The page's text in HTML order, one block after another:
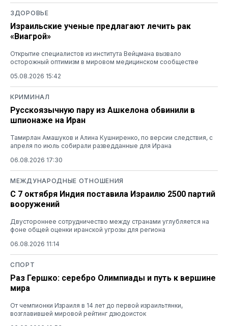
ЗДОРОВЬЕ
Израильские ученые предлагают лечить рак
«Виагрой»
Открытие специалистов из института Вейцмана вызвало
осторожный оптимизм в мировом медицинском сообществе
05.08.2026 15:42
КРИМИНАЛ
Русскоязычную пару из Ашкелона обвинили в
шпионаже на Иран
Тамирлан Амашуков и Алина Кушниренко, по версии следствия, с
апреля по июль собирали разведданные для Ирана
06.08.2026 17:30
МЕЖДУНАРОДНЫЕ ОТНОШЕНИЯ
С 7 октября Индия поставила Израилю 2500 партий
вооружений
Двустороннее сотрудничество между странами углубляется на
фоне общей оценки иранской угрозы для региона
06.08.2026 11:14
СПОРТ
Раз Гершко: серебро Олимпиады и путь к вершине
мира
От чемпионки Израиля в 14 лет до первой израильтянки,
возглавившей мировой рейтинг дзюдоисток